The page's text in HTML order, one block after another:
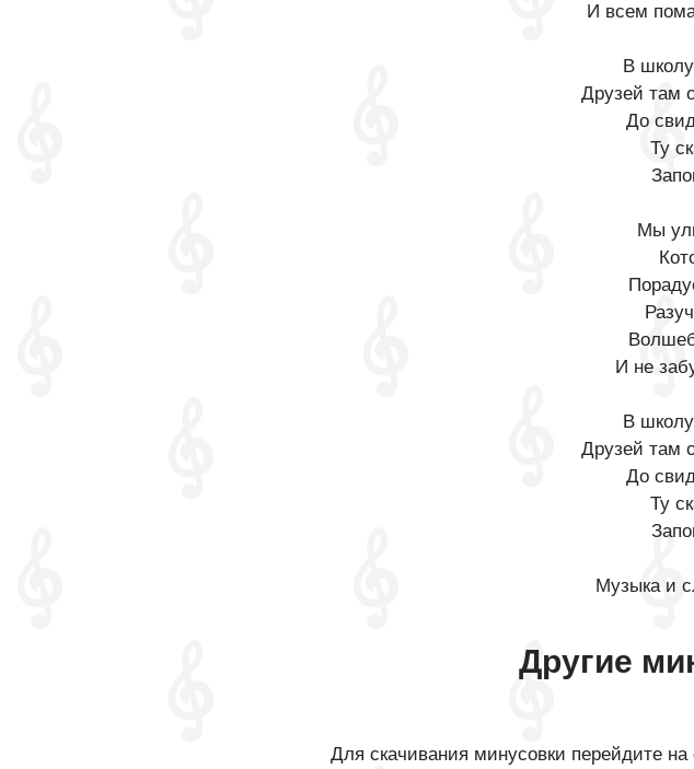
И всем
В
Друзей там
До
Ту
Мы
И не
В
Друзей там
До
Ту
Музыка и
Другие
Для скачивания минусовки перейдите